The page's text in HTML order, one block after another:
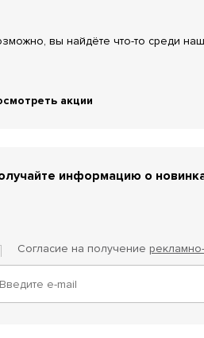
вы найдёте что-то среди
акции
информацию о
Согласие на получение